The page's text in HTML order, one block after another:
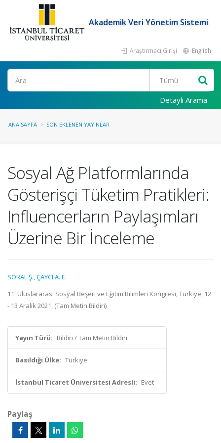
Akademik Veri Yönetim Sistemi
Araştırmacı Girişi English
Ara
Detaylı Arama
ANA SAYFA SON EKLENEN YAYINLAR
Sosyal Ağ Platformlarında
Gösterişçi Tüketim Pratikleri:
Influencerların Paylaşımları
Üzerine Bir İnceleme
SORAL Ş.,ÇAYCI A. E.
11. Uluslararası Sosyal Beşeri ve Eğitim Bilimleri Kongresi, Türkiye, 12
- 13 Aralık 2021, (Tam Metin Bildiri)
Yayın Türü: Bildiri / Tam Metin Bildiri
Basıldığı Ülke: Türkiye
İstanbul Ticaret Üniversitesi Adresli: Evet
Paylaş